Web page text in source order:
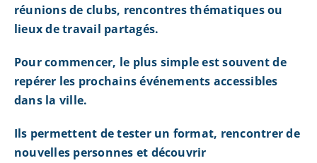
réunions de clubs, rencontres thématiques ou
lieux de travail partagés.
Pour commencer, le plus simple est souvent de
repérer les prochains événements accessibles
dans la ville.
Ils permettent de tester un format, rencontrer de
nouvelles personnes et découvrir